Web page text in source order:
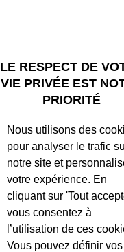
libérer votre
service client Aiguillon
vendredi de 8h à 12h
D'UN
LOUER
LE RESPECT DE
VIE PRIVÉE EST
PRIORITÉ
Nous utilisons des
pour analyser le trafic
notre site et
votre expérience. En
cliquant sur 'Tout
vous consentez à
l’utilisation de ces
Vous pouvez définir vos